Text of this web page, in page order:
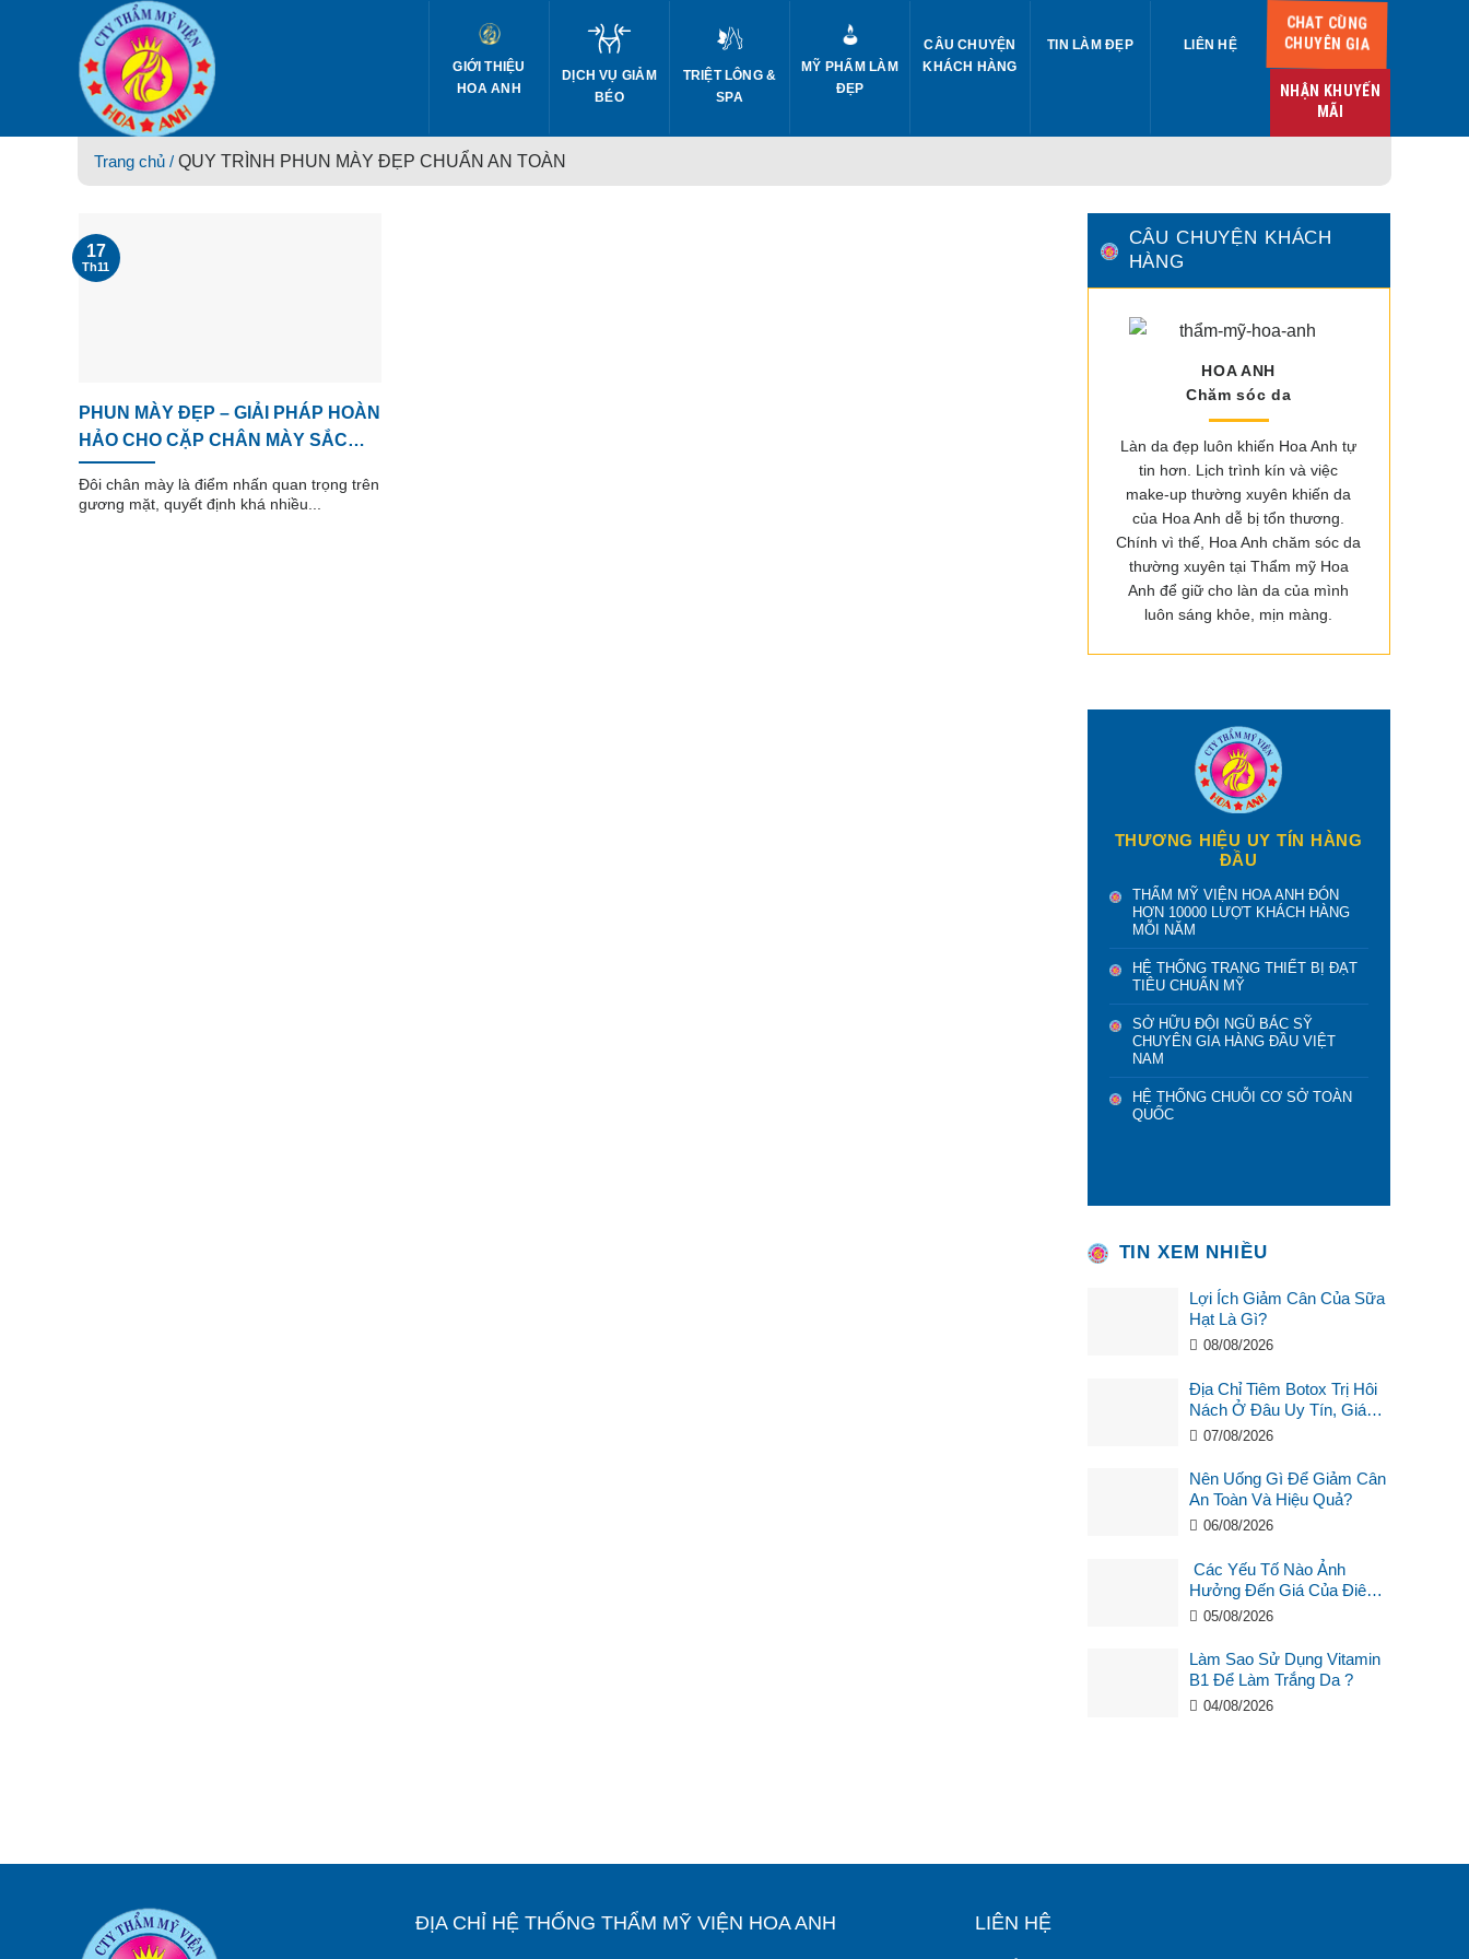
GIỚI THIỆU
HOA ANH
DỊCH VỤ GIẢM
BÉO
TRIỆT LÔNG &
SPA
MỸ PHẨM LÀM
ĐẸP
CÂU CHUYỆN
KHÁCH HÀNG
TIN LÀM ĐẸP LIÊN HỆ
CHAT CÙNG
CHUYÊN GIA
NHẬN KHUYẾN
MÃI
Trang chủ / QUY TRÌNH PHUN MÀY ĐẸP CHUẨN AN TOÀN
PHUN MÀY ĐẸP – GIẢI PHÁP HOÀN
HẢO CHO CẶP CHÂN MÀY SẮC
NÉT, TỰ NHIÊN
Đôi chân mày là điểm nhấn quan trọng trên
gương mặt, quyết định khá nhiều...
17
Th11
CÂU CHUYỆN KHÁCH
HÀNG
HOA ANH
Chăm sóc da
Làn da đẹp luôn khiến Hoa Anh tự
tin hơn. Lịch trình kín và việc
make-up thường xuyên khiến da
của Hoa Anh dễ bị tổn thương.
Chính vì thế, Hoa Anh chăm sóc da
thường xuyên tại Thẩm mỹ Hoa
Anh để giữ cho làn da của mình
luôn sáng khỏe, mịn màng.
THƯƠNG HIỆU UY TÍN HÀNG
ĐẦU
THẨM MỸ VIỆN HOA ANH ĐÓN
HƠN 10000 LƯỢT KHÁCH HÀNG
MỖI NĂM
HỆ THỐNG TRANG THIẾT BỊ ĐẠT
TIÊU CHUẨN MỸ
SỞ HỮU ĐỘI NGŨ BÁC SỸ
CHUYÊN GIA HÀNG ĐẦU VIỆT
NAM
HỆ THỐNG CHUỖI CƠ SỞ TOÀN
QUỐC
TIN XEM NHIỀU
Lợi Ích Giảm Cân Của Sữa
Hạt Là Gì?
08/08/2026
Địa Chỉ Tiêm Botox Trị Hôi
Nách Ở Đâu Uy Tín, Giá
Tốt?07/08/2026
Nên Uống Gì Để Giảm Cân
An Toàn Và Hiệu Quả?
06/08/2026
Các Yếu Tố Nào Ảnh
Hưởng Đến Giá Của Điêu
Khắc Chân Mày ?
05/08/2026
Làm Sao Sử Dụng Vitamin
B1 Để Làm Trắng Da ?
04/08/2026
ĐỊA CHỈ HỆ THỐNG THẨM MỸ VIỆN HOA ANH LIÊN HỆ